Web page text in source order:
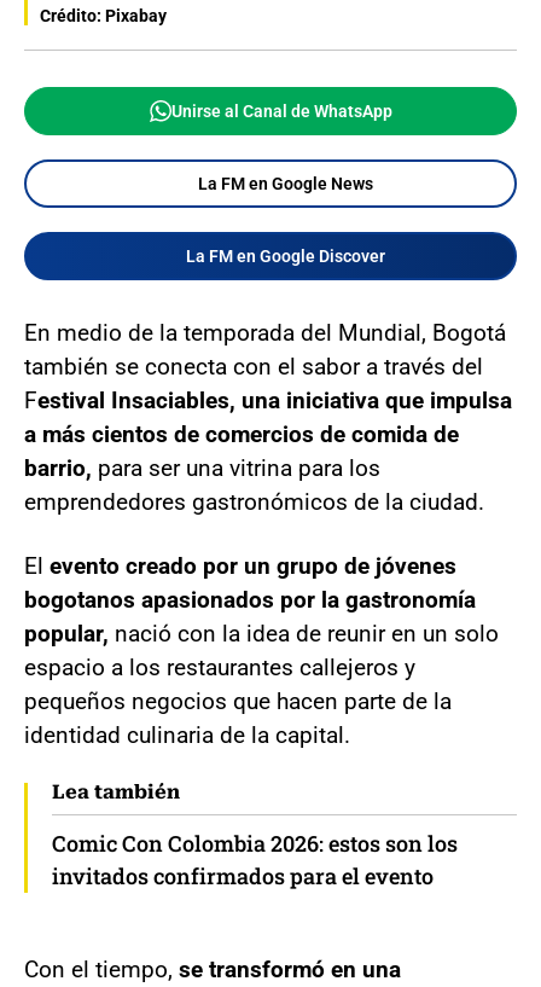
Crédito: Pixabay
Unirse al Canal de WhatsApp
La FM en Google News
La FM en Google Discover
En medio de la temporada del Mundial, Bogotá
también se conecta con el sabor a través del
Festival Insaciables, una iniciativa que impulsa
a más cientos de comercios de comida de
barrio, para ser una vitrina para los
emprendedores gastronómicos de la ciudad.
El evento creado por un grupo de jóvenes
bogotanos apasionados por la gastronomía
popular, nació con la idea de reunir en un solo
espacio a los restaurantes callejeros y
pequeños negocios que hacen parte de la
identidad culinaria de la capital.
Lea también
Comic Con Colombia 2026: estos son los
invitados confirmados para el evento
Con el tiempo, se transformó en una